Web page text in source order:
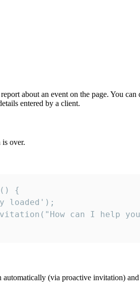
about an event on the page. You
entered by a client.
over.
{
loaded');
can I help
(via proactive invitation)